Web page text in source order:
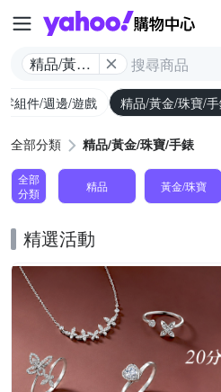
精品/黃金/
組件/週邊/遊戲 精品/黃金/珠寶/
全部分類 精品/黃金/珠寶/手錶
全部
分類
精品 黃金/珠寶
精選活動